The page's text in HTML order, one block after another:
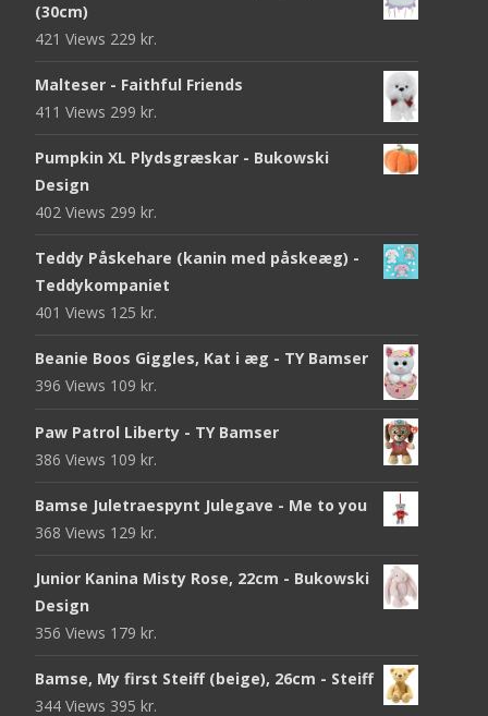
(30cm)
421 Views 229 kr.
Malteser - Faithful Friends
411 Views 299 kr.
Pumpkin XL Plydsgræskar - Bukowski
Design
402 Views 299 kr.
Teddy Påskehare (kanin med påskeæg) -
Teddykompaniet
401 Views 125 kr.
Beanie Boos Giggles, Kat i æg - TY Bamser
396 Views 109 kr.
Paw Patrol Liberty - TY Bamser
386 Views 109 kr.
Bamse Juletraespynt Julegave - Me to you
368 Views 129 kr.
Junior Kanina Misty Rose, 22cm - Bukowski
Design
356 Views 179 kr.
Bamse, My first Steiff (beige), 26cm - Steiff
344 Views 395 kr.